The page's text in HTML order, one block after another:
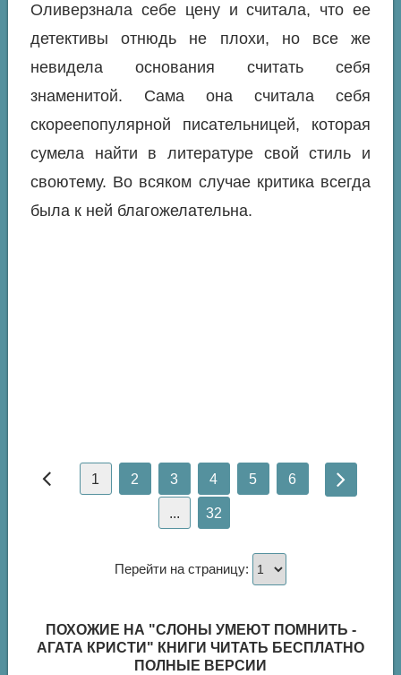
Оливерзнала себе цену и считала, что ее
детективы отнюдь не плохи, но все же
невидела основания считать себя
знаменитой. Сама она считала себя
скореепопулярной писательницей, которая
сумела найти в литературе свой стиль и
своютему. Во всяком случае критика всегда
была к ней благожелательна.
1 2 3 4 5 6
... 32
Перейти на страницу:
ПОХОЖИЕ НА "СЛОНЫ УМЕЮТ ПОМНИТЬ -
АГАТА КРИСТИ" КНИГИ ЧИТАТЬ БЕСПЛАТНО
ПОЛНЫЕ ВЕРСИИ